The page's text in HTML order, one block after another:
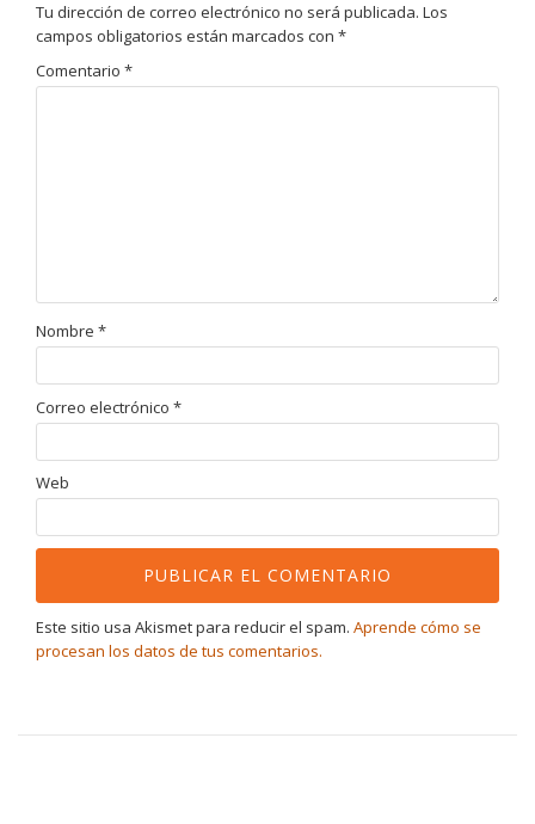
Tu dirección de correo electrónico no será publicada. Los
campos obligatorios están marcados con *
Comentario *
Nombre *
Correo electrónico *
Web
Este sitio usa Akismet para reducir el spam. Aprende cómo se
procesan los datos de tus comentarios.